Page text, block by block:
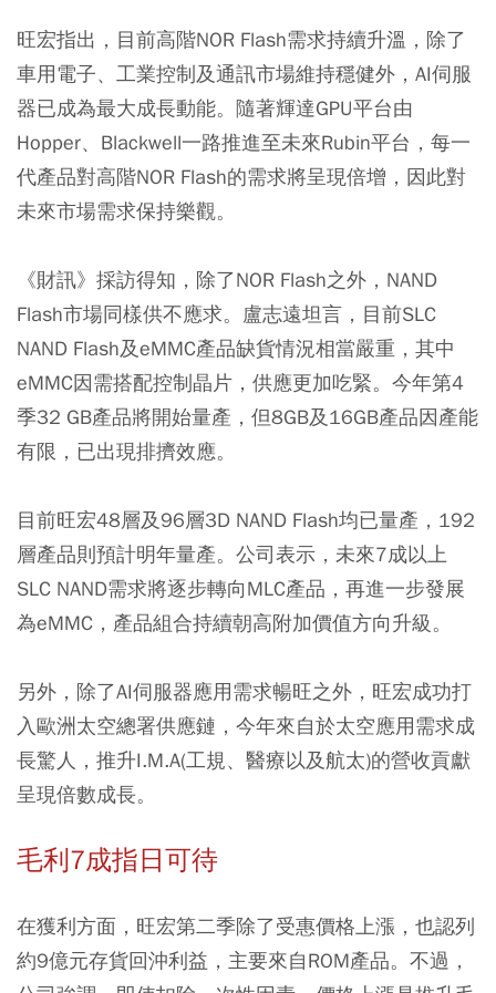
旺宏指出，目前高階NOR Flash需求持續升溫，除了
車用電子、工業控制及通訊市場維持穩健外，AI伺服
器已成為最大成長動能。隨著輝達GPU平台由
Hopper、Blackwell一路推進至未來Rubin平台，每一
代產品對高階NOR Flash的需求將呈現倍增，因此對
未來市場需求保持樂觀。
《財訊》採訪得知，除了NOR Flash之外，NAND
Flash市場同樣供不應求。盧志遠坦言，目前SLC
NAND Flash及eMMC產品缺貨情況相當嚴重，其中
eMMC因需搭配控制晶片，供應更加吃緊。今年第4
季32 GB產品將開始量產，但8GB及16GB產品因產能
有限，已出現排擠效應。
目前旺宏48層及96層3D NAND Flash均已量產，192
層產品則預計明年量產。公司表示，未來7成以上
SLC NAND需求將逐步轉向MLC產品，再進一步發展
為eMMC，產品組合持續朝高附加價值方向升級。
另外，除了AI伺服器應用需求暢旺之外，旺宏成功打
入歐洲太空總署供應鏈，今年來自於太空應用需求成
長驚人，推升I.M.A(工規、醫療以及航太)的營收貢獻
呈現倍數成長。
毛利7成指日可待
在獲利方面，旺宏第二季除了受惠價格上漲，也認列
約9億元存貨回沖利益，主要來自ROM產品。不過，